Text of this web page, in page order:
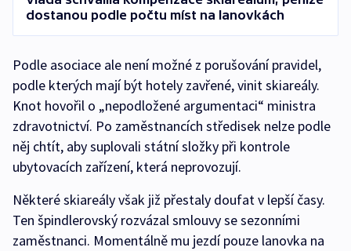
dostanou podle počtu míst na lanovkách
Podle asociace ale není možné z porušování pravidel,
podle kterých mají být hotely zavřené, vinit skiareály.
Knot hovořil o „nepodložené argumentaci“ ministra
zdravotnictví. Po zaměstnancích středisek nelze podle
něj chtít, aby suplovali státní složky při kontrole
ubytovacích zařízení, která neprovozují.
Některé skiareály však již přestaly doufat v lepší časy.
Ten špindlerovský rozvázal smlouvy se sezonními
zaměstnanci. Momentálně mu jezdí pouze lanovka na